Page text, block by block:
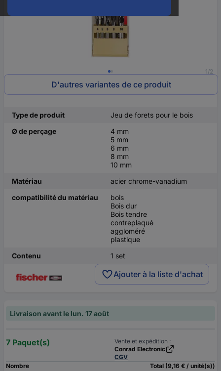
1/2
D'autres variantes de ce produit
Type de produit
Jeu de forets pour le bois
Ø de perçage
4 mm
5 mm
6 mm
8 mm
10 mm
Matériau
acier chrome-vanadium
compatibilité du matériau
bois
Bois dur
Bois tendre
contreplaqué
aggloméré
plastique
Contenu
1 set
Ajouter à la liste d'achat
Livraison avant le lun. 17 août
7 Paquet(s)
Vente et expédition :
Conrad Electronic
CGV
Nombre
Total (9,16 € / unité(s))